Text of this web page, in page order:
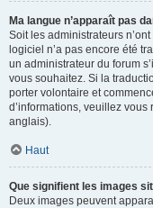
Ma langue n’apparaît pas
Soit les administrateurs
logiciel n’a pas encore été
un administrateur du forum
vous souhaitez. Si la
porter volontaire et
d’informations, veuillez vous
anglais).
Haut
Que signifient les images
Deux images peuvent